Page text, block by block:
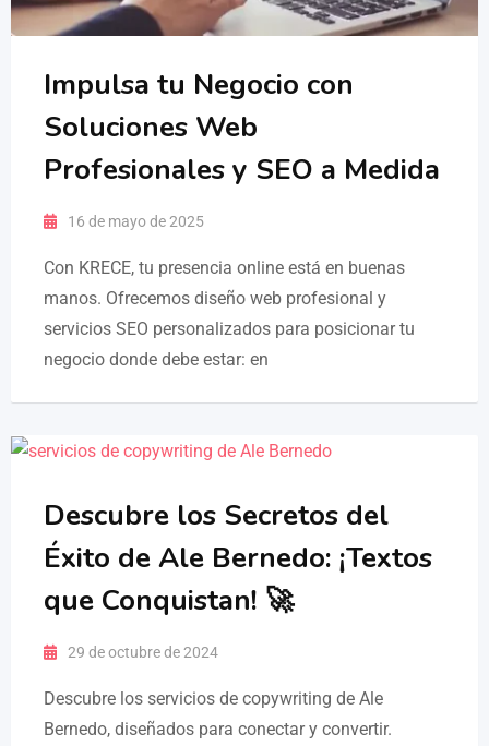
Impulsa tu Negocio con
Soluciones Web
Profesionales y SEO a Medida
16 de mayo de 2025
Con KRECE, tu presencia online está en buenas
manos. Ofrecemos diseño web profesional y
servicios SEO personalizados para posicionar tu
negocio donde debe estar: en
Descubre los Secretos del
Éxito de Ale Bernedo: ¡Textos
que Conquistan! 🚀
29 de octubre de 2024
Descubre los servicios de copywriting de Ale
Bernedo, diseñados para conectar y convertir.